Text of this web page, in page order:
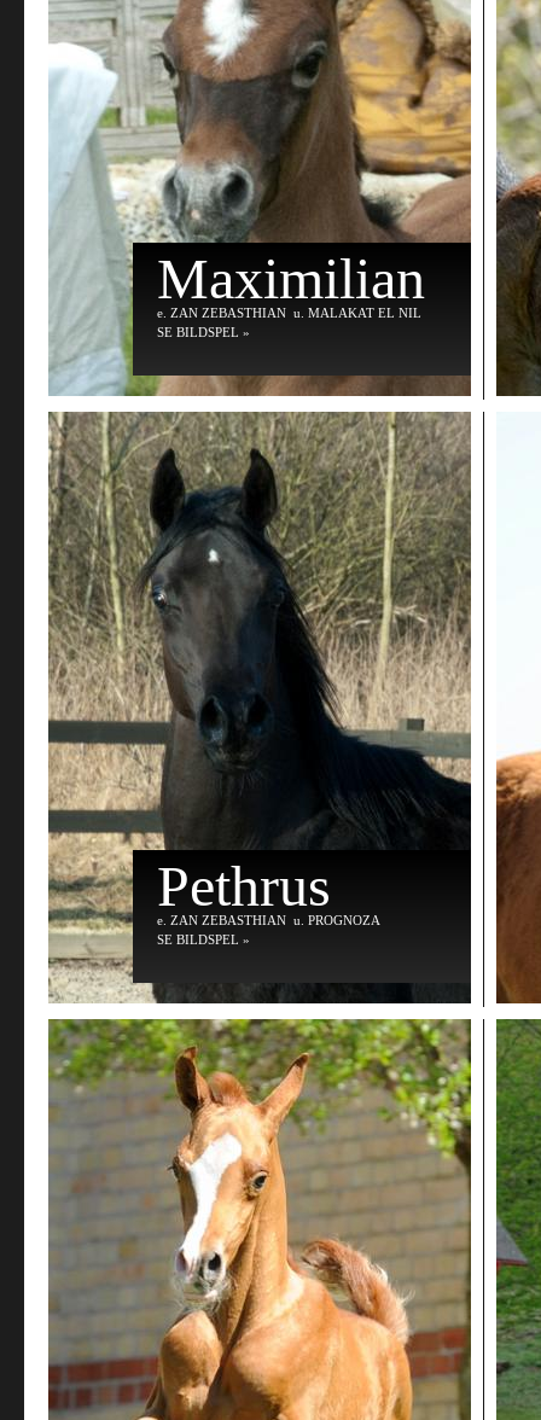
Maximilian
e . ZAN ZEBASTHIAN u . MALAKAT EL NIL
SE BILDSPEL »
Pethrus
e . ZAN ZEBASTHIAN u . PROGNOZA
SE BILDSPEL »